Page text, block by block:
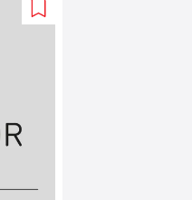
Add